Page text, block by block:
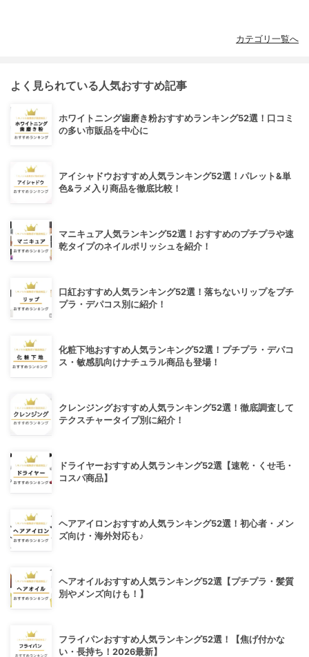
カテゴリ一覧へ
よく見られている人気おすすめ記事
ホワイトニング歯磨き粉おすすめランキング52選！口コミ
の多い市販品を中心に
アイシャドウおすすめ人気ランキング52選！パレット&単
色&ラメ入り商品を徹底比較！
マニキュア人気ランキング52選！おすすめのプチプラや速
乾タイプのネイルポリッシュを紹介！
口紅おすすめ人気ランキング52選！落ちないリップをプチ
プラ・デパコス別に紹介！
化粧下地おすすめ人気ランキング52選！プチプラ・デパコ
ス・敏感肌向けナチュラル商品も登場！
クレンジングおすすめ人気ランキング52選！徹底調査して
テクスチャータイプ別に紹介！
ドライヤーおすすめ人気ランキング52選【速乾・くせ毛・
コスパ商品】
ヘアアイロンおすすめ人気ランキング52選！初心者・メン
ズ向け・海外対応も♪
ヘアオイルおすすめ人気ランキング52選【プチプラ・髪質
別やメンズ向けも！】
フライパンおすすめ人気ランキング52選！【焦げ付かな
い・長持ち！2026最新】